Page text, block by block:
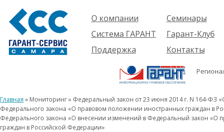
О компании
Компания
Проекты
Партнеры
Вакансии
Реквизиты
Информация
Система ГАРАНТ
О системе
решения
Комплекты
Новинки
История
Поддержка
Пользователям
Будущим
пользователям
Семинары
Об услуге
Предстоящие
семинары
Гарант-Клуб
Контакты
Главная » Мониторинг » Федеральный закон от 23 июня 2014 г. N 164-ФЗ
Федерального закона «О правовом положении иностранных граждан в
Федерального закона «О внесении изменений в Федеральный закон «О
граждан в Российской Федерации»